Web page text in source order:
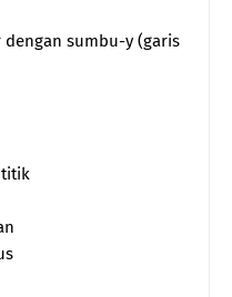
sumbu-y (garis
titik